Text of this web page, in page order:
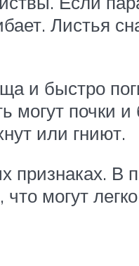
Листья
и быстро
могут почки
или гниют.
признаках. В
что могут